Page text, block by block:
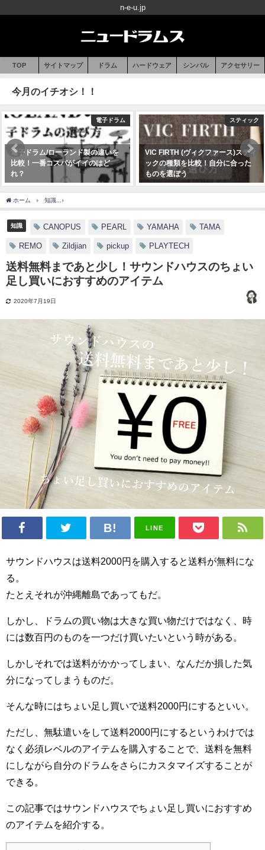
n-e-u.jp
TOP サイトマップ ドラム ハードウェア シンバル アクセサリー
今月のイチオシ！！
電子ドラム
電子ドラム/ローランド製の違いを
比較！一番コスパがイイのはど
れ？
スティック
VIC FIRTH (ヴィクファース)スティ
ックの種類を比較！自分に合った
ものを選ぼう
ホーム 知識
知識 CANOPUS PEARL YAMAHA TAMA
REMO Zildjian pickup PLAYTECH
送料無料まであと少し！サウンドハウスのちょい
足し買いにおすすめのアイテム
2020年7月19日
LINE
サウンドハウスは送料2000円を購入すると送料が無料にな
る。
たとえそれが沖縄離島であってもだ。
しかし、ドラムの買い物は大きな買い物だけではなく、時
には数百円のものを一つだけ買いたいという時がある。
しかしそれでは送料がかかってしまい、なんだか損した気
分になってしまうものだ。
そんな時にはちょい足し買いで送料2000円にするといい。
ただし、無駄遣いをして送料2000円にするというわけでは
なく必須レベルのアイテムを購入することで、送料を無料
にしながら自分のドラムをさらにカスタマイズすることが
できる。
この記事ではサウンドハウスでちょい足し買いにおすすめ
のアイテムを紹介する。